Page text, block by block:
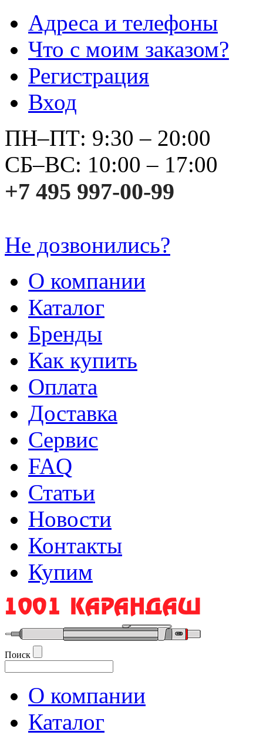
Адреса и телефоны
Что с моим заказом?
Регистрация
Вход
ПН–ПТ: 9:30 – 20:00
СБ–ВС: 10:00 – 17:00
+7 495 997-00-99
Не дозвонились?
О компании
Каталог
Бренды
Как купить
Оплата
Доставка
Сервис
FAQ
Статьи
Новости
Контакты
Купим
Поиск
О компании
Каталог